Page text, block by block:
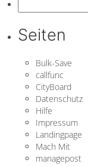
nach:
Seiten
Bulk-Save
callfunc
CityBoard
Datenschutz
Hilfe
Impressum
Landingpage
Mach Mit
managepost